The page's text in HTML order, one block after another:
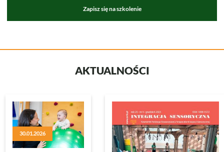
Zapisz się na szkolenie
AKTUALNOŚCI
30.01.2026